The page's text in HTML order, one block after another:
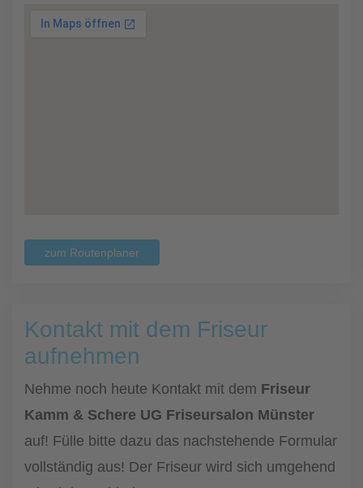
zum Routenplaner
Kontakt mit dem Friseur
aufnehmen
Nehme noch heute Kontakt mit dem Friseur
Kamm & Schere UG Friseursalon Münster
auf! Fülle bitte dazu das nachstehende Formular
vollständig aus! Der Friseur wird sich umgehend